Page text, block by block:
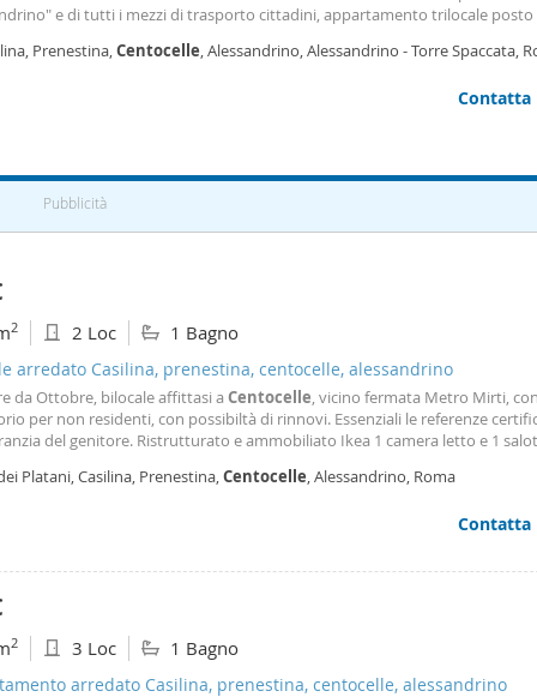
e di tutti i mezzi di trasporto cittadini, appartamento trilocale posto
universitarie fuori sede. Per info: 3393892421
Prenestina,Centocelle, Alessandrino, Alessandrino - Torre Spaccata,
Contatta
Pubblicità
2 2 Loc 1 Bagno
arredato Casilina, prenestina, centocelle, alessandrino
da Ottobre, bilocale affittasi a Centocelle, vicino fermata Metro Mirti,
per non residenti, con possibiltà di rinnovi. Essenziali le referenze
del genitore. Ristrutturato e ammobiliato Ikea 1 camera letto e 1
buone referenze certificate o
Platani, Casilina, Prenestina,Centocelle, Alessandrino, Roma
Contatta
2 3 Loc 1 Bagno
arredato Casilina, prenestina, centocelle, alessandrino